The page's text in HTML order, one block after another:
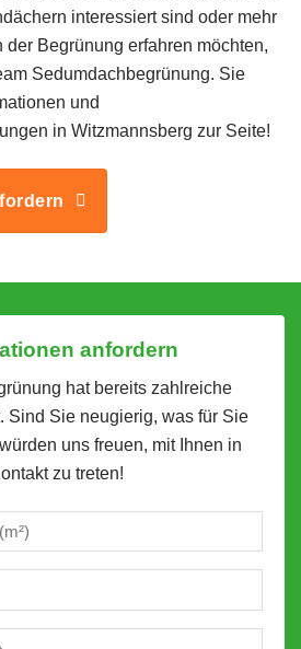
interessiert sind oder mehr
Begrünung erfahren möchten,
Sedumdachbegrünung. Sie
und
in Witzmannsberg zur Seite!
anfordern
hat bereits zahlreiche
Sind Sie neugierig, was für Sie
uns freuen, mit Ihnen in
zu treten!
m²
Name